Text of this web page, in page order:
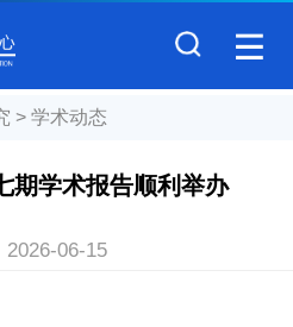
> 学术动态
期学术报告顺利举办
2026-06-15